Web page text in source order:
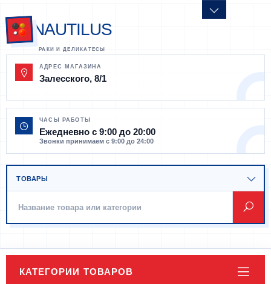
NAUTILUS
АДРЕС МАГАЗИНА
Залесского, 8/1
ЧАСЫ РАБОТЫ
Ежедневно с 9:00 до 20:00
Звонки принимаем с 9:00 до 24:00
КАТЕГОРИИ ТОВАРОВ